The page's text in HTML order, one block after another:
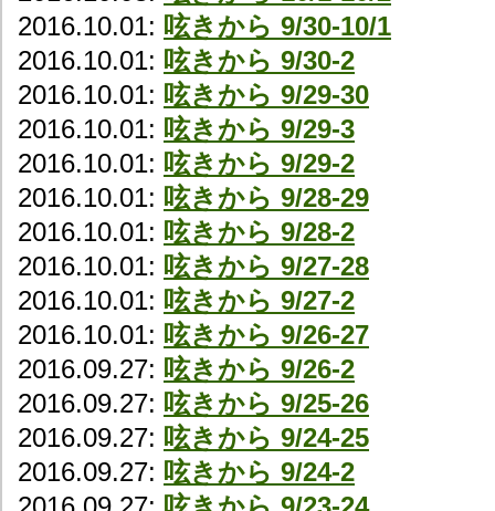
2016.10.01: 呟きから 9/30-10/1
2016.10.01: 呟きから 9/30-2
2016.10.01: 呟きから 9/29-30
2016.10.01: 呟きから 9/29-3
2016.10.01: 呟きから 9/29-2
2016.10.01: 呟きから 9/28-29
2016.10.01: 呟きから 9/28-2
2016.10.01: 呟きから 9/27-28
2016.10.01: 呟きから 9/27-2
2016.10.01: 呟きから 9/26-27
2016.09.27: 呟きから 9/26-2
2016.09.27: 呟きから 9/25-26
2016.09.27: 呟きから 9/24-25
2016.09.27: 呟きから 9/24-2